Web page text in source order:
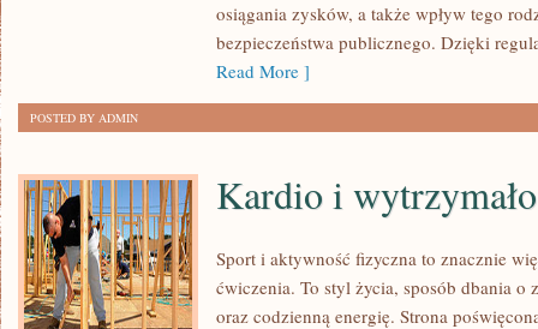
osiągania zysków, a także wpływ tego
bezpieczeństwa publicznego. Dzięki
Read More ]
POSTED BY ADMIN
Kardio i
Sport i aktywność fizyczna to znacznie
ćwiczenia. To styl życia, sposób dbania o
oraz codzienną energię. Strona